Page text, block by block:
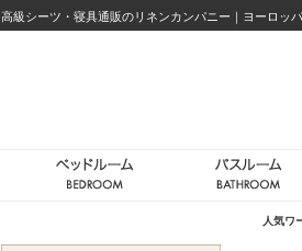
高級シーツ・寝具通販のリネンカンパニー｜ヨーロッ
人気ワ